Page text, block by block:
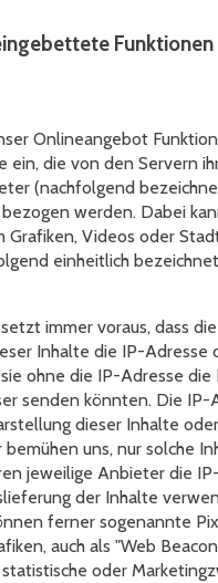
Onlineangebot
ein, die von den Servern
(nachfolgend
werden. Dabei
Grafiken, Videos oder
einheitlich
immer voraus, dass die
Inhalte die IP-Adresse
ohne die IP-Adresse die
senden könnten. Die IP-
dieser Inhalte
bemühen uns, nur solche
jeweilige Anbieter die
der Inhalte
ferner sogenannte
auch als "Web
oder